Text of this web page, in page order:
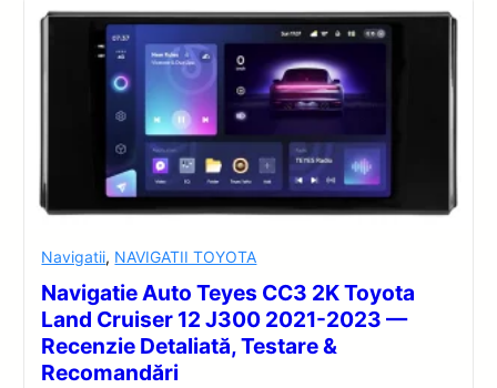
Navigatii, NAVIGATII TOYOTA
Navigatie Auto Teyes CC3 2K Toyota
Land Cruiser 12 J300 2021-2023 —
Recenzie Detaliată, Testare &
Recomandări